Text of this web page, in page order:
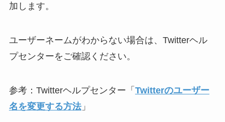
加します。
ユーザーネームがわからない場合は、Twitterヘル
プセンターをご確認ください。
参考：Twitterヘルプセンター「 Twitterのユーザー
名を変更する方法」